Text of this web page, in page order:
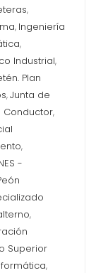
,
, Ingeniería
,
Industrial,
Plan
,Junta de
Conductor,
,
-
,
Superior
,